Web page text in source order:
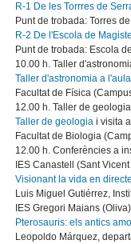
R-1 De les Torrres de
Punt de trobada: Torres
R-2 De l'Escola de
Punt de trobada: Escola
10.00 h. Taller
Taller d'astronomia a
Facultat de Física
12.00 h. Taller de geologia
Taller de geologia i visita al
Facultat de Biologia
12.00 h. Conferències a
IES Canastell (Sant
Visionant la vida en
Luis Miguel Gutiérrez,
IES Gregori Maians (Oliva)
Pterosauris: els antics
Leopoldo Márquez,